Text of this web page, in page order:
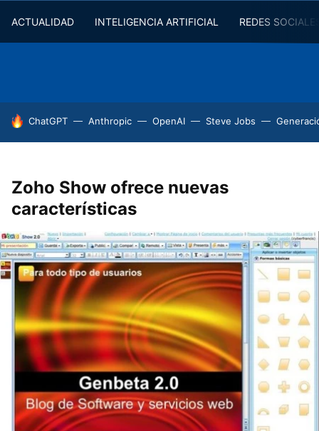
ACTUALIDAD INTELIGENCIA ARTIFICIAL REDES
HOY SE HABLA DE
ChatGPT Anthropic OpenAI Steve Jobs
Zoho Show ofrece nuevas
características